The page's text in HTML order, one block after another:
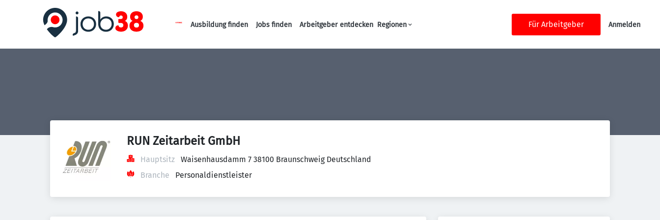
Haupt-Navigation
Ausbildung finden Jobs finden Arbeitgeber entdecken Regionen Für Arbeitgeber Anmelden
RUN Zeitarbeit GmbH
Hauptsitz
Waisenhausdamm 7 38100 Braunschweig Deutschland
Branche
Personaldienstleister